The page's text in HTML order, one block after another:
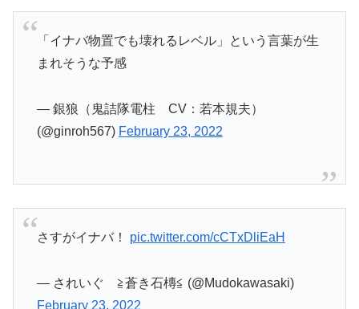
「イナバ物置でも壊れるレベル」という言葉が生
まれそうな予感
— 銀狼（鬼詰隊電柱 CV：若本規夫）
(@ginroh567) February 23, 2022
さすがイナバ！ pic.twitter.com/cCTxDliEaH
— されいぐ ≧蒼き石槫≦ (@Mudokawasaki)
February 23, 2022